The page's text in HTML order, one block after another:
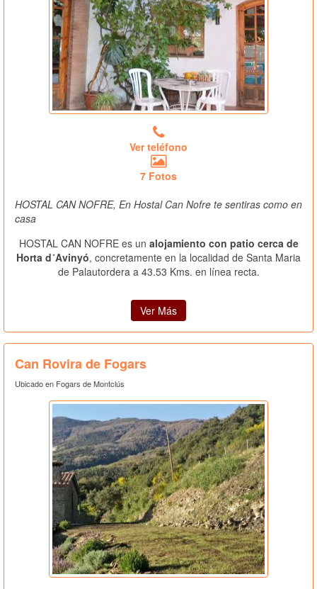
Ver teléfono
7 Fotos
HOSTAL CAN NOFRE, En Hostal Can Nofre te sentiras como en
casa
HOSTAL CAN NOFRE es un alojamiento con patio cerca de
Horta d´Avinyó, concretamente en la localidad de Santa Maria
de Palautordera a 43.53 Kms. en línea recta.
Ver Más
Can Rovira de Fogars
Ubicado en Fogars de Montclús